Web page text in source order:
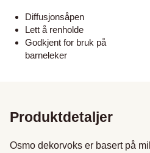
Diffusjonsåpen
Lett å renholde
Godkjent for bruk på
barneleker
Produktdetaljer
Osmo dekorvoks er basert på